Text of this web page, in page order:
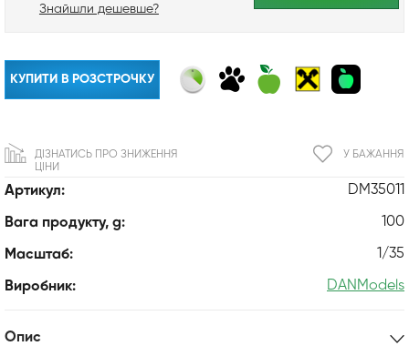
Артикул: DM35011
Вага продукту, g: 100
Масштаб: 1/35
Виробник: DANModels
Знайшли дешевше?
КУПИТИ В РОЗСТРОЧКУ
У БАЖАННЯ
ДІЗНАТИСЬ ПРО ЗНИЖЕННЯ
ЦІНИ
Опис